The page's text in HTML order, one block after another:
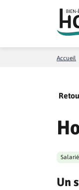
Accueil
Salarié
Un